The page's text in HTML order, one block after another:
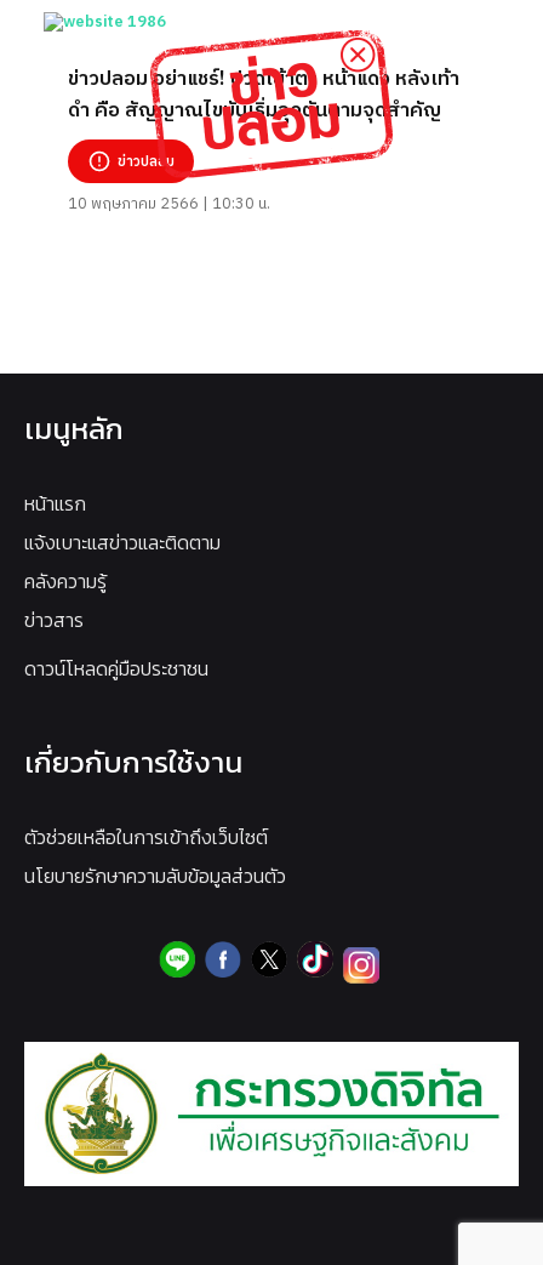
ข่าวปลอม อย่าแชร์! ปวดเบ้าตา หน้าแดง หลังเท้า
ดำ คือ สัญญาณไขมันเริ่มอุดตันตามจุดสำคัญ
ข่าวปลอม
10 พฤษภาคม 2566 | 10:30 น.
เมนูหลัก
หน้าแรก
แจ้งเบาะแสข่าวและติดตาม
คลังความรู้
ข่าวสาร
ดาวน์โหลดคู่มือประชาชน
เกี่ยวกับการใช้งาน
ตัวช่วยเหลือในการเข้าถึงเว็บไซต์
นโยบายรักษาความลับข้อมูลส่วนตัว